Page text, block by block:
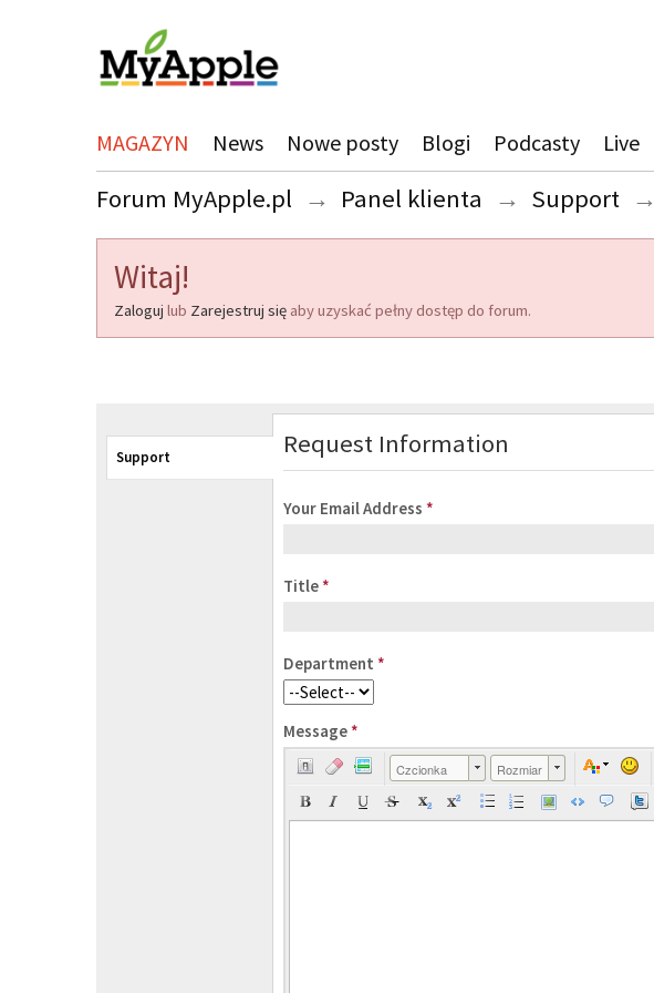
MAGAZYN News Nowe posty Blogi Podcasty Live
Forum MyApple.pl → Panel klienta → Support →
Witaj!
Zaloguj lub Zarejestruj się aby uzyskać pełny dostęp do forum.
Support Request Information
Your Email Address *
Title *
Department *
Message *
Czcionka Rozmiar